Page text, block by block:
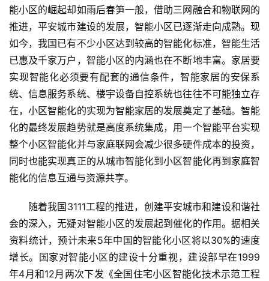
能小区的崛起却如雨后春笋一般，借助三网融合和物联网的
推进，平安城市建设的发展，智能小区已逐渐走向成熟。现
如今，我国已有不少小区达到较高的智能化标准，智能生活
已惠及千家万户，智能小区的内涵也在不断地丰富。家居要
实现智能化必须要有配套的通信条件，智能家居的安保系
统、信息服务系统、楼宇设备自控系统也往往不可能独立存
在，小区智能化的实现为智能家居的发展奠定了基础。智能
化的最终发展趋势就是高度系统集成，用一个智能平台实现
整个小区智能化并与家庭联网会减少很多硬件成本的投资，
同时也能实现真正的从城市智能化到小区智能化再到家庭智
能化的信息互通与资源共享。
随着我国3111工程的推进，创建平安城市和建设和谐社
会的深入，无疑对智能小区的发展起到催化的作用。据相关
资料统计，预计未来5年中国的智能化小区将以30%的速度
增长。国家对智能小区的建设十分重视，建设部早在1999
年4月和12月两次下发《全国住宅小区智能化技术示范工程